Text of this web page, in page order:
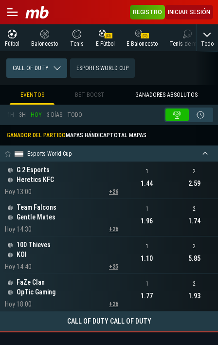
REGISTRO INICIAR SESIÓN
Fútbol Baloncesto Tenis E Fútbol E-Baloncesto Tenis de mesaTodo
CALL OF DUTY ESPORTS WORLD CUP
EVENTOS BET BOOST GANADORES ABSOLUTOS
1H 3H HOY 3 DÍAS TODO
GANADOR DEL PARTIDOMAPAS HÁNDICAPTOTAL MAPAS
Esports World Cup
G 2 Esports
Heretics KFC
Hoy 13:00
+26
1
1.44
2
2.59
Team Falcons
Gentle Mates
Hoy 14:30
+26
1
1.96
2
1.74
100 Thieves
KOI
Hoy 14:40
+25
1
1.10
2
5.85
FaZe Clan
OpTic Gaming
Hoy 18:00
+26
1
1.77
2
1.93
CALL OF DUTY CALL OF DUTY